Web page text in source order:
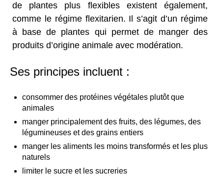
de plantes plus flexibles existent également,
comme le régime flexitarien. Il s’agit d’un régime
à base de plantes qui permet de manger des
produits d’origine animale avec modération.
Ses principes incluent :
consommer des protéines végétales plutôt que
animales
manger principalement des fruits, des légumes, des
légumineuses et des grains entiers
manger les aliments les moins transformés et les plus
naturels
limiter le sucre et les sucreries